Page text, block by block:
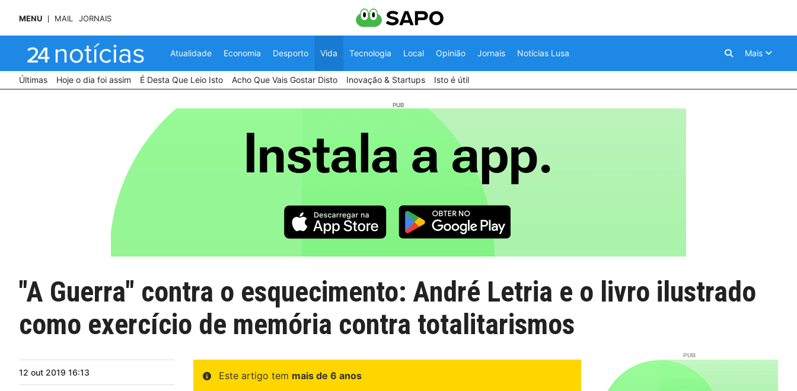
MENU MAIL JORNAIS
Atualidade Economia Desporto Vida Tecnologia Local Opinião Jornais Notícias Lusa Mais
Últimas Hoje o dia foi assim É Desta Que Leio Isto Acho Que Vais Gostar Disto Inovação & Startups Isto é útil
"A Guerra" contra o esquecimento: André Letria e o livro ilustrado
como exercício de memória contra totalitarismos
12 out 2019 16:13 Este artigo tem mais de 6 anos